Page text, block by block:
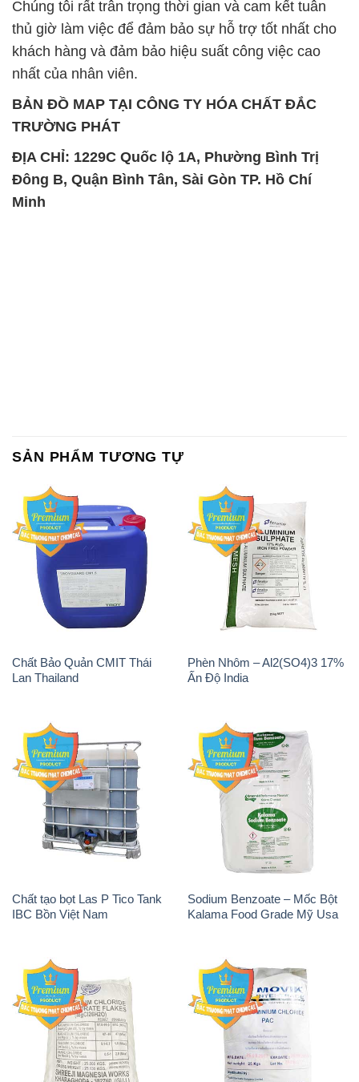
Chúng tôi rất trân trọng thời gian và cam kết tuân
thủ giờ làm việc để đảm bảo sự hỗ trợ tốt nhất cho
khách hàng và đảm bảo hiệu suất công việc cao
nhất của nhân viên.
BẢN ĐỒ MAP TẠI CÔNG TY HÓA CHẤT ĐẮC
TRƯỜNG PHÁT
ĐỊA CHỈ: 1229C Quốc lộ 1A, Phường Bình Trị
Đông B, Quận Bình Tân, Sài Gòn TP. Hồ Chí
Minh
SẢN PHẨM TƯƠNG TỰ
Chất Bảo Quản CMIT Thái
Lan Thailand
Phèn Nhôm – Al2(SO4)3 17%
Ấn Độ India
Chất tạo bọt Las P Tico Tank
IBC Bồn Việt Nam
Sodium Benzoate – Mốc Bột
Kalama Food Grade Mỹ Usa